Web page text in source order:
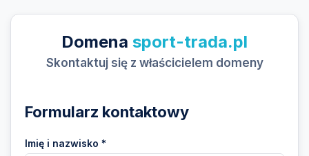
Domena sport-trada.pl
Skontaktuj się z właścicielem domeny
Formularz kontaktowy
Imię i nazwisko *